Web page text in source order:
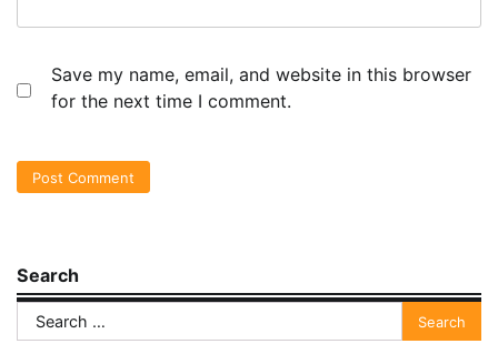
Save my name, email, and website in this browser
for the next time I comment.
Search
Search
for: